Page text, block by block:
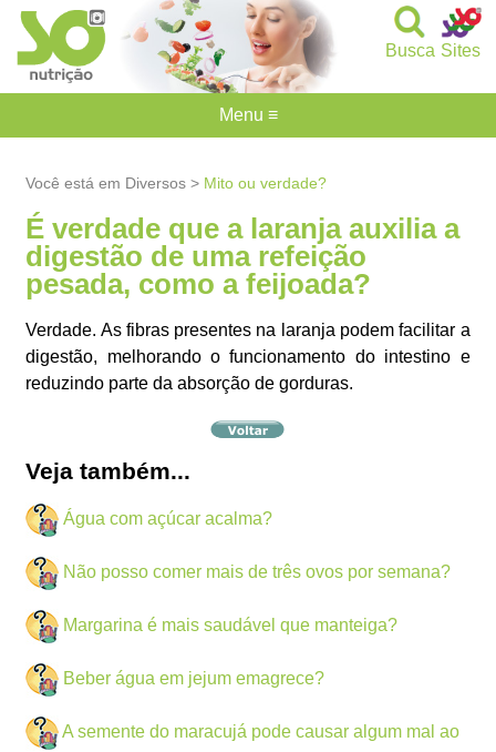
Sites
Busca
Você está em Diversos > Mito ou verdade?
É verdade que a laranja auxilia a
digestão de uma refeição
pesada, como a feijoada?
Verdade. As fibras presentes na laranja podem facilitar a
digestão, melhorando o funcionamento do intestino e
reduzindo parte da absorção de gorduras.
Veja também...
Água com açúcar acalma?
Não posso comer mais de três ovos por semana?
Margarina é mais saudável que manteiga?
Beber água em jejum emagrece?
A semente do maracujá pode causar algum mal ao